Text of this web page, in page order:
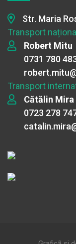
Str. Maria
Transport național
Robert Mitu
0731 780
Transport
Cătălin Mira
0723 278